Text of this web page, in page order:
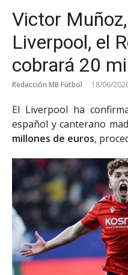
Victor
Liverpool, el
cobrará 20
Redacción MB Fútbol 18/06/
El Liverpool ha
español y canterano
millones de euros,